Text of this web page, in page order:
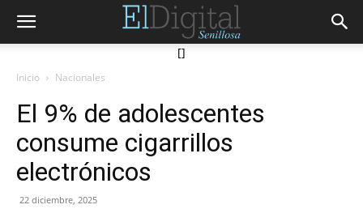
[]
Inicio Nacionales
El 9% de adolescentes
consume cigarrillos
electrónicos
22 diciembre, 2025